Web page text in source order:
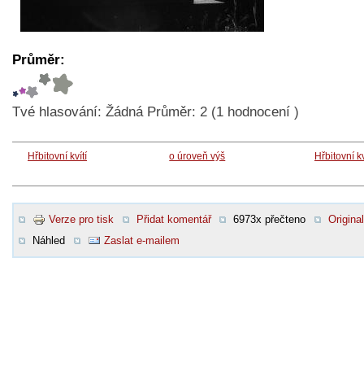
Průměr:
Tvé hlasování: Žádná Průměr: 2 (1 hodnocení )
Hřbitovní kvítí o úroveň výš Hřbitovní
Verze pro tisk Přidat komentář 6973x přečteno
Original
Náhled
Zaslat e-mailem